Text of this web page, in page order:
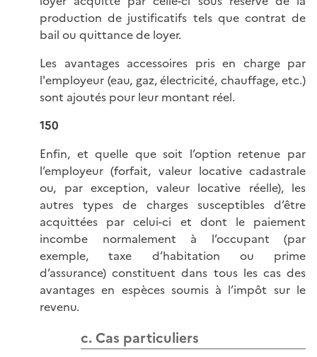
production de justificatifs tels que contrat de
bail ou quittance de loyer.
Les avantages accessoires pris en charge par
l'employeur (eau, gaz, électricité, chauffage, etc.)
sont ajoutés pour leur montant réel.
150
Enfin, et quelle que soit l’option retenue par
l’employeur (forfait, valeur locative cadastrale
ou, par exception, valeur locative réelle), les
autres types de charges susceptibles d’être
acquittées par celui-ci et dont le paiement
incombe normalement à l’occupant (par
exemple, taxe d’habitation ou prime
d’assurance) constituent dans tous les cas des
avantages en espèces soumis à l’impôt sur le
revenu.
c. Cas particuliers